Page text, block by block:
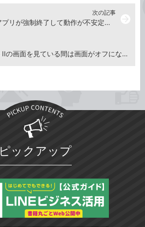
GALAXY Note IIの画面を見ている間は画面がオフにならないようにしたい
次の記事
GALAXY S III αのアプリが強制終了して動作が不安定なときは
ピックアップ